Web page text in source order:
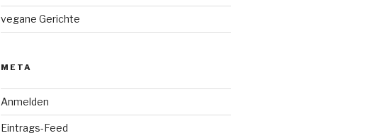
vegane Gerichte
META
Anmelden
Eintrags-Feed